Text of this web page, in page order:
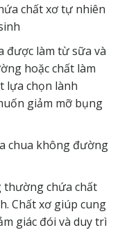
chất xơ tự nhiên
được làm từ sữa và
hoặc chất làm
lựa chọn lành
giảm mỡ bụng
chua không đường
thường chứa chất
Chất xơ giúp cung
giác đói và duy trì